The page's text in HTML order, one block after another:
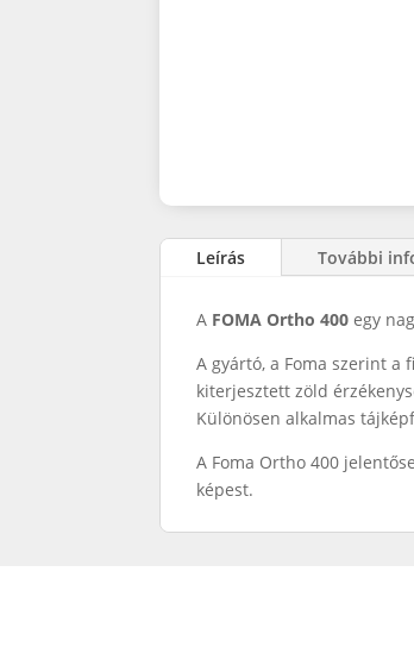
Leírás További
A FOMA Ortho 400 egy
A gyártó, a Foma szerint a
kiterjesztett zöld
Különösen alkalmas
A Foma Ortho 400
képest.